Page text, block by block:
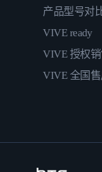
产品型号对
VIVE ready
VIVE 授权
VIVE 全国